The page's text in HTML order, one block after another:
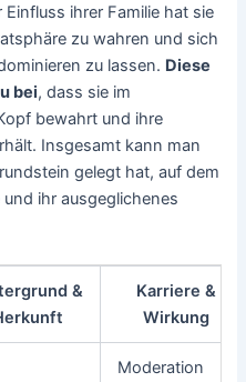
ihrer Familie hat sie
zu wahren und sich
zu lassen. Diese
bei, dass sie im
bewahrt und ihre
Insgesamt kann man
gelegt hat, auf dem
ihr ausgeglichenes
&
Karriere &
Wirkung
Moderation